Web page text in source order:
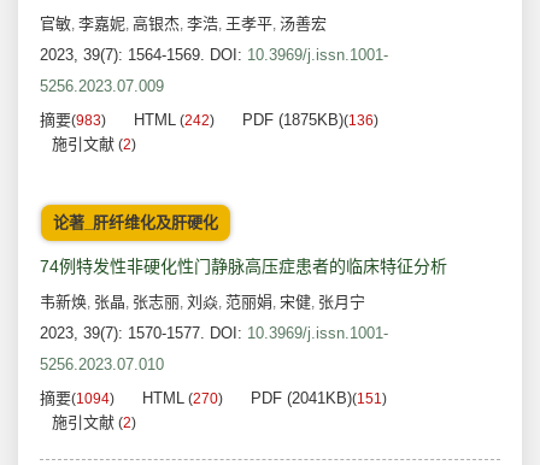
官敏, 李嘉妮, 高银杰, 李浩, 王孝平, 汤善宏
2023, 39(7): 1564-1569. DOI: 10.3969/j.issn.1001-
5256.2023.07.009
摘要(983) HTML (242) PDF (1875KB)(136)
施引文献 (2)
论著_肝纤维化及肝硬化
74例特发性非硬化性门静脉高压症患者的临床特征分析
韦新焕, 张晶, 张志丽, 刘焱, 范丽娟, 宋健, 张月宁
2023, 39(7): 1570-1577. DOI: 10.3969/j.issn.1001-
5256.2023.07.010
摘要(1094) HTML (270) PDF (2041KB)(151)
施引文献 (2)